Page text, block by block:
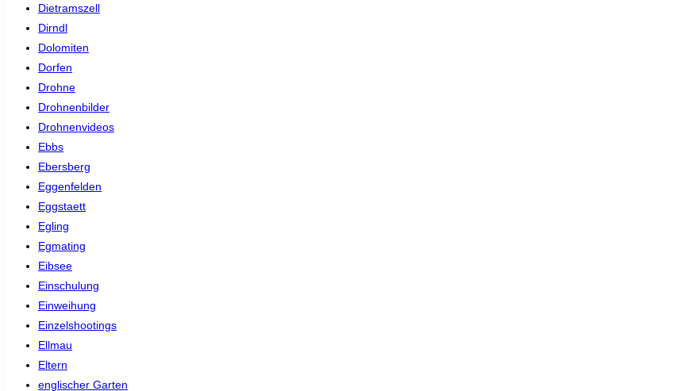
Dietramszell
Dirndl
Dolomiten
Dorfen
Drohne
Drohnenbilder
Drohnenvideos
Ebbs
Ebersberg
Eggenfelden
Eggstaett
Egling
Egmating
Eibsee
Einschulung
Einweihung
Einzelshootings
Ellmau
Eltern
englischer Garten